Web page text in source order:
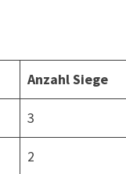
Anzahl Siege
3
2